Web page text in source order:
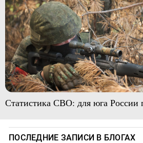
Статистика СВО: для юга России
ПОСЛЕДНИЕ ЗАПИСИ В БЛОГАХ